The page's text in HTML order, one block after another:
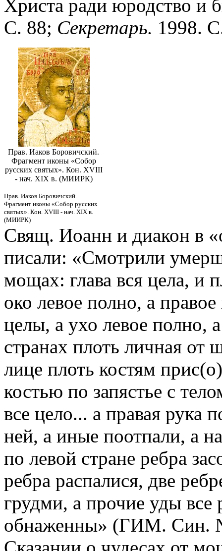
Христа ради юродство и
С. 88; Секретарь. 1998.
Прав. Иаков Боровичский.
Фрагмент иконы «Собор
русских святых». Кон. XVIII
- нач. XIX в. (МИИРК)
Прав. Иаков Боровичский.
Фрагмент иконы «Собор русских
святых». Кон. XVIII - нач. XIX в.
(МИИРК)
Свящ. Иоанн и диакон в
писали: «Смотрили
мощах: глава вся цела, и
око левое полно, а
целы, а ухо левое полно,
странах плоть личная от
лице плоть костям
костью по запястье с
все цело... а правая рука
ней, а иные поотпали, а
по левой стране ребра
ребра распалися, две
грудми, а прочие уды все
обнаженны» (ГИМ. Син.